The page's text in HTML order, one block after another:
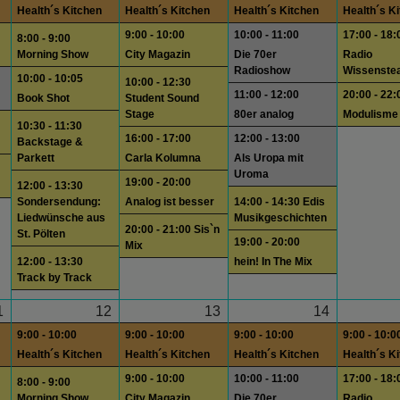
Health´s Kitchen
8:00 - 9:00
Morning Show
10:00 - 10:05
Book Shot
10:30 - 11:30
Backstage &
Parkett
12:00 - 13:30
Sondersendung:
Liedwünsche aus
St. Pölten
12:00 - 13:30
Track by Track
Health´s Kitchen
9:00 - 10:00
City Magazin
10:00 - 12:30
Student Sound
Stage
16:00 - 17:00
Carla Kolumna
19:00 - 20:00
Analog ist besser
20:00 - 21:00 Sis`n
Mix
Health´s Kitchen
10:00 - 11:00
Die 70er
Radioshow
11:00 - 12:00
80er analog
12:00 - 13:00
Als Uropa mit
Uroma
14:00 - 14:30 Edis
Musikgeschichten
19:00 - 20:00
hein! In The Mix
Health´s
17:00 -
Radio
20:00 -
Modulisme
12
9:00 - 10:00
Health´s Kitchen
8:00 - 9:00
13
9:00 - 10:00
Health´s Kitchen
9:00 - 10:00
14
9:00 - 10:00
Health´s Kitchen
10:00 - 11:00
9:00 -
Health´s
17:00 -